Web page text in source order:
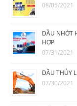
08/05/2021
DẦU NHỚT
HỢP
07/31/2021
DẦU THỦY
07/30/2021